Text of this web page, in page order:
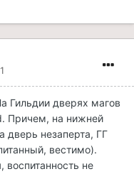
Гильдии дверях магов
Причем, на нижней
дверь незаперта, ГГ
вестимо).
не